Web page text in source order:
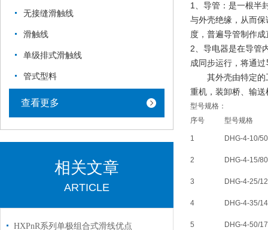
无接缝滑触线
滑触线
单级排式滑触线
管式型料
查看更多
相关文章
ARTICLE
HXPnR系列单极组合式滑线优点
1、导管：是一根半
与外壳绝缘，从而
度，普遍导管制作
2、导电器是在导管
成同步运行，将通
其外壳由特定的工
重机，装卸桥、输
型号规格：
序号
型号规格
1 DHG-4-10/50
2 DHG-4-15/80
3 DHG-4-25/
4 DHG-4-35/
5 DHG-4-50/